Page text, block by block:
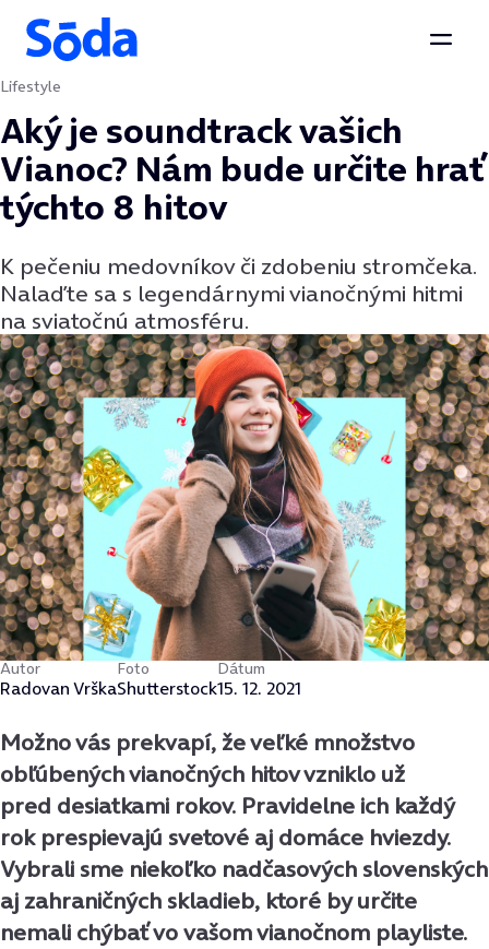
Preskočiť na obsah
Lifestyle
Aký je soundtrack vašich
Vianoc? Nám bude určite hrať
týchto 8 hitov
K pečeniu medovníkov či zdobeniu stromčeka.
Nalaďte sa s legendárnymi vianočnými hitmi
na sviatočnú atmosféru.
Autor
Radovan Vrška
Foto
Shutterstock
Dátum
15. 12. 2021
Možno vás prekvapí, že veľké množstvo
obľúbených vianočných hitov vzniklo už
pred desiatkami rokov. Pravidelne ich každý
rok prespievajú svetové aj domáce hviezdy.
Vybrali sme niekoľko nadčasových slovenských
aj zahraničných skladieb, ktoré by určite
nemali chýbať vo vašom vianočnom playliste.